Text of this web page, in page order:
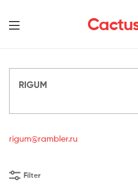
Menu
RIGUM
rigum@rambler.ru
Filter